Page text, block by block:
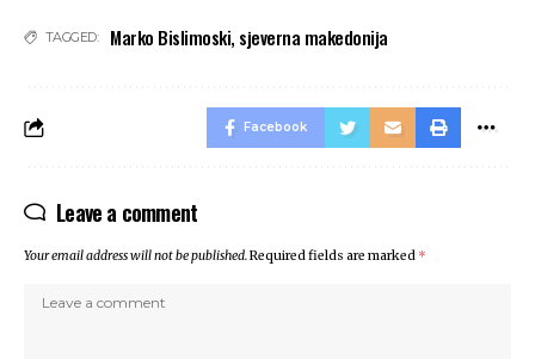
TAGGED: Marko Bislimoski, sjeverna makedonija
Facebook
Leave a comment
Your email address will not be published.Required fields are marked *